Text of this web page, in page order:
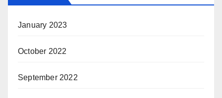
January 2023
October 2022
September 2022